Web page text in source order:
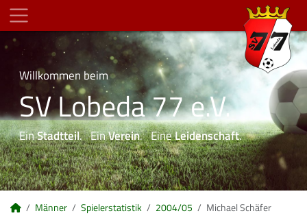
Willkommen beim
SV Lobeda 77 e.V.
EinStadtteil. EinVerein. EineLeidenschaft.
Männer Spielerstatistik 2004/05 Michael Schäfer